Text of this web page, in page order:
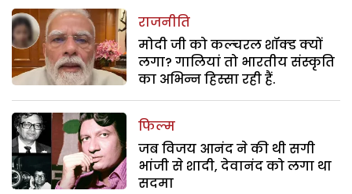
राजनीति
मोदी जी को कल्चरल शॉक्ड क्यों
लगा? गालियां तो भारतीय संस्कृति
का अभिन्न हिस्सा रही हैं.
फिल्म
जब विजय आनंद ने की थी सगी
भांजी से शादी, देवानंद को लगा था
सदमा